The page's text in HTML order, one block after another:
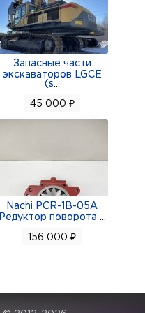
Запасные части
экскаваторов LGCE
(s
45 000 ₽
Nachi PCR-1B-05A
Редуктор поворота
156 000 ₽